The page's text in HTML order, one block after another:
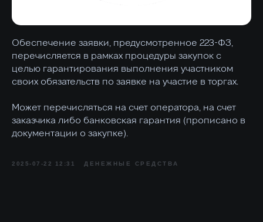
Обеспечение заявки, предусмотренное 223-ФЗ,
перечисляется в рамках процедуры закупок с
целью гарантирования выполнения участником
своих обязательств по заявке на участие в торгах.
Может перечисляться на счет оператора, на счет
заказчика либо банковская гарантия (прописано в
документации о закупке).
2025-07-22 12:31 ДЕНЕЖНЫЕ СРЕДСТВА